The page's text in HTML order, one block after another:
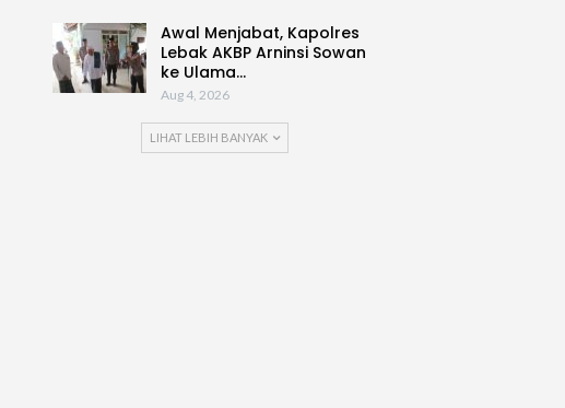
Awal Menjabat, Kapolres
Lebak AKBP Arninsi Sowan
ke Ulama…
Aug 4, 2026
LIHAT LEBIH BANYAK